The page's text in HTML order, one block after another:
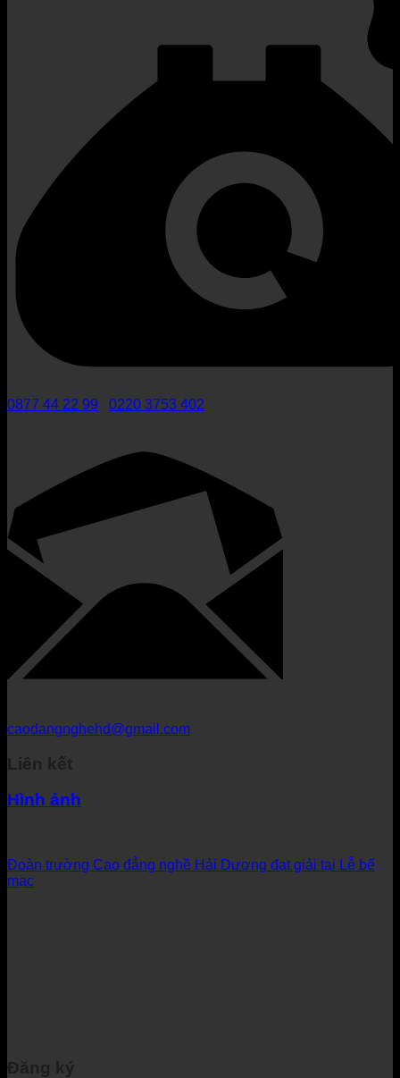
0877 44 22 99 0220 3753 402
caodangnghehd@gmail.com
Liên kết
Hình ảnh
Đoàn trường Cao đẳng nghề Hải Dương đạt giải tại Lễ bế
mạc
Đăng ký